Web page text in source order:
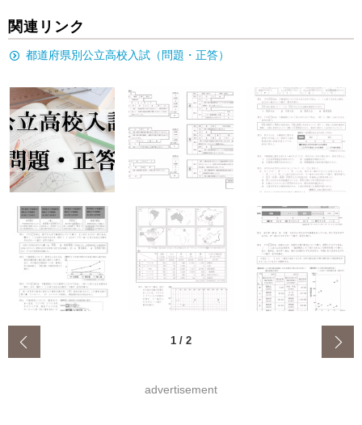
関連リンク
都道府県別公立高校入試（問題・正答）
1 / 2
advertisement